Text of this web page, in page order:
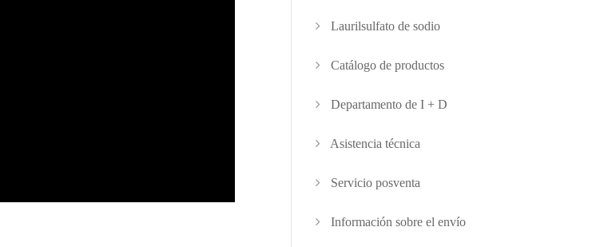
Laurilsulfato de sodio
Catálogo de productos
Departamento de I + D
Asistencia técnica
Servicio posventa
Información sobre el envío